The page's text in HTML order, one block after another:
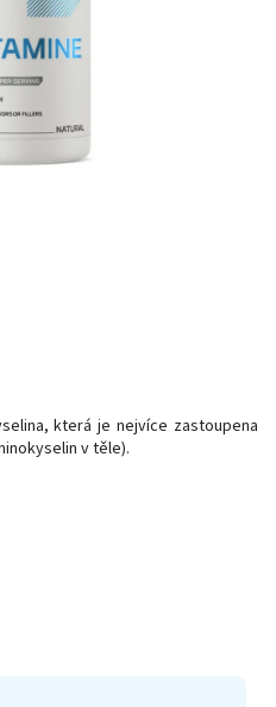
která je nejvíce zastoupena
v těle).